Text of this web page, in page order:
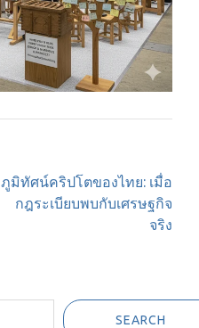
ภูมิทัศน์คริปโตของไทย: เมื่อ
กฎระเบียบพบกับเศรษฐกิจ
จริง
SEARCH